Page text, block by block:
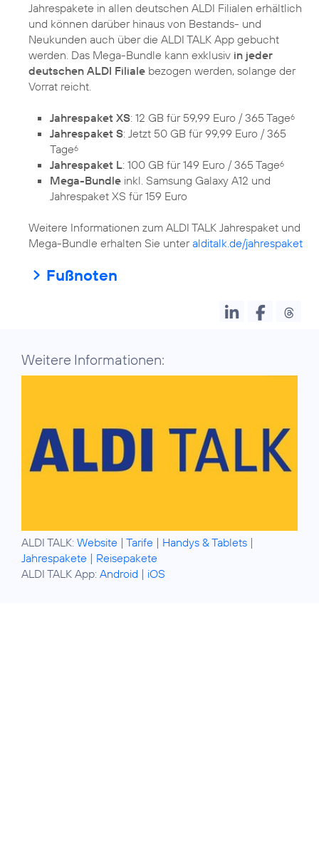
Jahrespakete in allen deutschen ALDI Filialen erhältlich
und können darüber hinaus von Bestands- und
Neukunden auch über die ALDI TALK App gebucht
werden. Das Mega-Bundle kann exklusiv in jeder
deutschen ALDI Filiale bezogen werden, solange der
Vorrat reicht.
Jahrespaket XS: 12 GB für 59,99 Euro / 365 Tage6
Jahrespaket S: Jetzt 50 GB für 99,99 Euro / 365
Tage6
Jahrespaket L: 100 GB für 149 Euro / 365 Tage6
Mega-Bundle inkl. Samsung Galaxy A12 und
Jahrespaket XS für 159 Euro
Weitere Informationen zum ALDI TALK Jahrespaket und
Mega-Bundle erhalten Sie unteralditalk.de/jahrespaket
Fußnoten
Weitere Informationen:
ALDI TALK: Website | Tarife | Handys & Tablets |
Jahrespakete | Reisepakete
ALDI TALK App: Android | iOS